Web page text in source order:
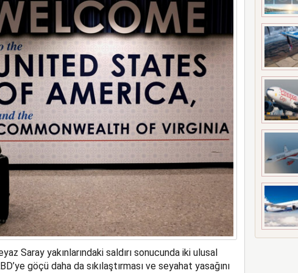
rekor kapasite artıracak
Saray yakınlarındaki saldırı sonucunda iki ulusal
göçü daha da sıkılaştırması ve seyahat yasağını